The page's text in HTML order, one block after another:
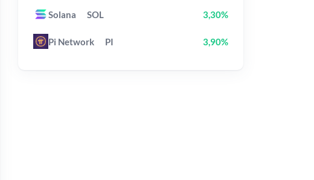
Solana SOL 3,30%
Pi Network PI 3,90%